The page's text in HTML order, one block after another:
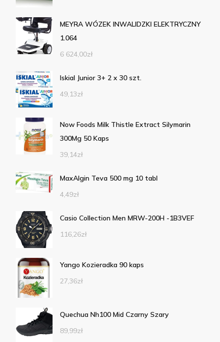
MEYRA WÓZEK INWALIDZKI ELEKTRYCZNY
1.064
6 624,00zł
Iskial Junior 3+ 2 x 30 szt.
49,13zł
Now Foods Milk Thistle Extract Silymarin
300Mg 50 Kaps
39,14zł
MaxAlgin Teva 500 mg 10 tabl
4,49zł
Casio Collection Men MRW-200H -1B3VEF
116,26zł
Yango Kozieradka 90 kaps
27,36zł
Quechua Nh100 Mid Czarny Szary
89,99zł